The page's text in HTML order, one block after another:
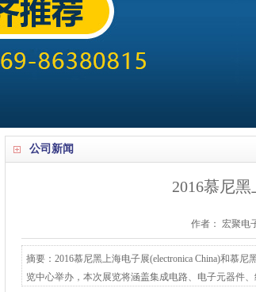
公司新闻
2016慕尼
作者： 宏聚电
摘要：2016慕尼黑上海电子展(electronica China)和慕
览中心举办，本次展览将涵盖集成电路、电子元器件